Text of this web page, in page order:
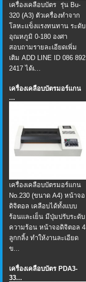
เครื่องเคลือบบัตร รุ่น Bu-
320 (A3) ตัวเครื่องทำจาก
โลหะแข็งแรงทนทาน ระดับ
อุณหภูมิ 0-180 องศา
สอบถามรายละเอียดเพิ่ม
เติม ADD LINE ID 086 892
2417 ได้เ...
เครื่องเคลือบบัตรมอร์แกน
...
เครื่องเคลือบบัตรมอร์แกน
No.230 (ขนาด A4) หน้าจอ
ดิจิตอล เคลือบได้ทั้งแบบ
ร้อนและเย็น มีปุ่มปรับระดับ
ความร้อน หน้าจอดิจิตอล 4
ลูกกลิ้ง ทำให้งานละเอียด
ข...
เครื่องเคลือบบัตร PDA3-
33...